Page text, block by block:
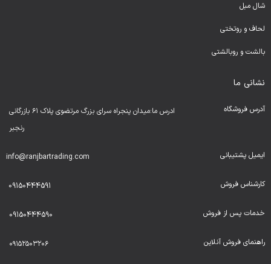
شال مبل
لحاف و روتختی
بالشت و روبالشتی
نشانی ما
آدرس فروشگاه
ادرس ما:میدان پنجراه سرای بزرگ مرتضوی پلاک ۶۱ بازرگانی
رنجبر
ایمیل پشتیبانی info@ranjbartrading.com
کارشناس فروش 09150444591
خدمات پس از فروش 09150444590
راهنمای فروش آنلاین ۰۹۱۵۲۵۰۳۲۰۶